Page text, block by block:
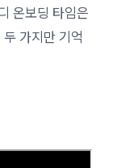
온보딩 타임은
가지만 기억